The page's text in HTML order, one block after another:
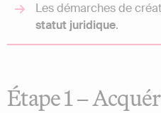
Les démarches de
statut juridique.
Étape 1 –